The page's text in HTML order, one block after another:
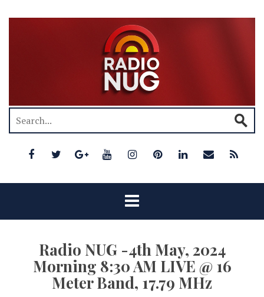
Radio NUG -4th May, 2024
Morning 8:30 AM LIVE @ 16
Meter Band, 17.79 MHz